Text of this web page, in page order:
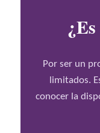
Por ser un
limitados.
conocer la